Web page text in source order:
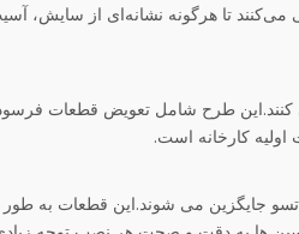
تا هرگونه نشانه‌ای از سایش،
کنند.این طرح شامل تعویض قطعات
کارخانه است.
جایگزین می شوند.این قطعات به